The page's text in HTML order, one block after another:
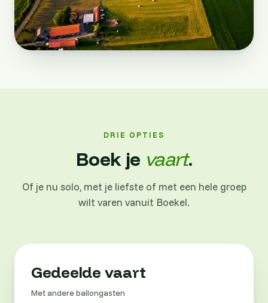
DRIE OPTIES
Boek je vaart.
Of je nu solo, met je liefste of met een hele groep
wilt varen vanuit Boekel.
Gedeelde vaart
Met andere ballongasten